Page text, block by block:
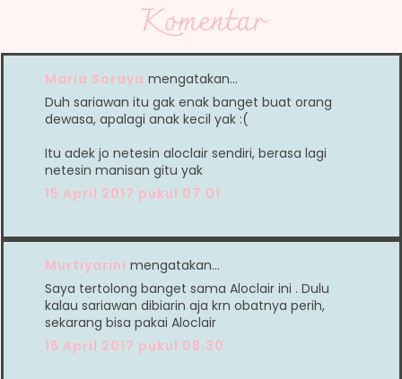
Komentar
Maria Soraya mengatakan…
Duh sariawan itu gak enak banget buat orang
dewasa, apalagi anak kecil yak :(
Itu adek jo netesin aloclair sendiri, berasa lagi
netesin manisan gitu yak
15 April 2017 pukul 07.01
Murtiyarini mengatakan…
Saya tertolong banget sama Aloclair ini . Dulu
kalau sariawan dibiarin aja krn obatnya perih,
sekarang bisa pakai Aloclair
16 April 2017 pukul 08.30